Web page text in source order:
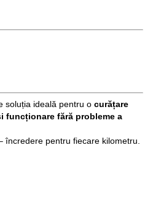
soluția ideală pentru o curățare
funcționare fără probleme a
încredere pentru fiecare kilometru.